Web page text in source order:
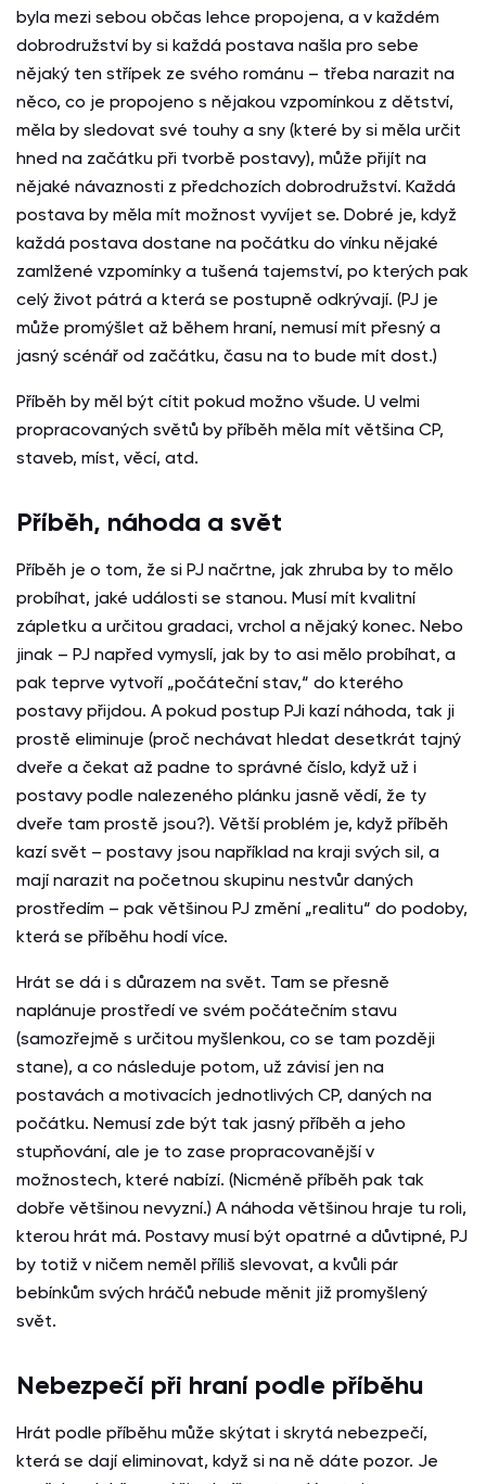
byla mezi sebou občas lehce propojena, a v každém
dobrodružství by si každá postava našla pro sebe
nějaký ten střípek ze svého románu – třeba narazit na
něco, co je propojeno s nějakou vzpomínkou z dětství,
měla by sledovat své touhy a sny (které by si měla určit
hned na začátku při tvorbě postavy), může přijít na
nějaké návaznosti z předchozích dobrodružství. Každá
postava by měla mít možnost vyvíjet se. Dobré je, když
každá postava dostane na počátku do vínku nějaké
zamlžené vzpomínky a tušená tajemství, po kterých pak
celý život pátrá a která se postupně odkrývají. (PJ je
může promýšlet až během hraní, nemusí mít přesný a
jasný scénář od začátku, času na to bude mít dost.)
Příběh by měl být cítit pokud možno všude. U velmi
propracovaných světů by příběh měla mít většina CP,
staveb, míst, věcí, atd.
Příběh, náhoda a svět
Příběh je o tom, že si PJ načrtne, jak zhruba by to mělo
probíhat, jaké události se stanou. Musí mít kvalitní
zápletku a určitou gradaci, vrchol a nějaký konec. Nebo
jinak – PJ napřed vymyslí, jak by to asi mělo probíhat, a
pak teprve vytvoří „počáteční stav,“ do kterého
postavy přijdou. A pokud postup PJi kazí náhoda, tak ji
prostě eliminuje (proč nechávat hledat desetkrát tajný
dveře a čekat až padne to správné číslo, když už i
postavy podle nalezeného plánku jasně vědí, že ty
dveře tam prostě jsou?). Větší problém je, když příběh
kazí svět – postavy jsou například na kraji svých sil, a
mají narazit na početnou skupinu nestvůr daných
prostředím – pak většinou PJ změní „realitu“ do podoby,
která se příběhu hodí více.
Hrát se dá i s důrazem na svět. Tam se přesně
naplánuje prostředí ve svém počátečním stavu
(samozřejmě s určitou myšlenkou, co se tam později
stane), a co následuje potom, už závisí jen na
postavách a motivacích jednotlivých CP, daných na
počátku. Nemusí zde být tak jasný příběh a jeho
stupňování, ale je to zase propracovanější v
možnostech, které nabízí. (Nicméně příběh pak tak
dobře většinou nevyzní.) A náhoda většinou hraje tu roli,
kterou hrát má. Postavy musí být opatrné a důvtipné, PJ
by totiž v ničem neměl příliš slevovat, a kvůli pár
bebínkům svých hráčů nebude měnit již promyšlený
svět.
Nebezpečí při hraní podle příběhu
Hrát podle příběhu může skýtat i skrytá nebezpečí,
která se dají eliminovat, když si na ně dáte pozor. Je